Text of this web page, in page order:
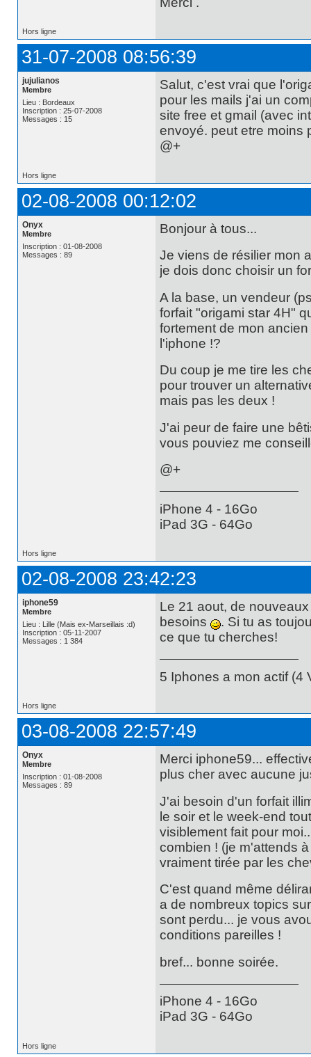
Hors ligne
31-07-2008 08:56:39
jujulianos
Membre
Lieu : Bordeaux
Inscription : 25-07-2008
Messages : 15
Salut, c'est vrai que
pour les mails j'ai un
site free et gmail (avec
envoyé. peut etre moins
@+
Hors ligne
02-08-2008 00:12:02
Onyx
Membre
Inscription : 01-08-2008
Messages : 89
Bonjour à tous...
Je viens de résilier mon
je dois donc choisir un
A la base, un vendeur
forfait "origami star 4H"
fortement de mon
l'iphone !?
Du coup je me tire les
pour trouver un
mais pas les deux !
J'ai peur de faire une
vous pouviez me
@+
iPhone 4 - 16Go
iPad 3G - 64Go
Hors ligne
02-08-2008 23:42:23
iphone59
Membre
Lieu : Lille (Mais ex-Marseillais :d)
Inscription : 05-11-2007
Messages : 1 384
Le 21 aout, de
besoins
. Si tu as
ce que tu cherches!
5 Iphones a mon actif (4
Hors ligne
03-08-2008 22:57:49
Onyx
Membre
Inscription : 01-08-2008
Messages : 89
Merci iphone59...
plus cher avec aucune
J'ai besoin d'un forfait
le soir et le week-end
visiblement fait pour
combien ! (je m'attends
vraiment tirée par les
C'est quand même
a de nombreux topics
sont perdu... je vous
conditions pareilles !
bref... bonne soirée.
iPhone 4 - 16Go
iPad 3G - 64Go
Hors ligne